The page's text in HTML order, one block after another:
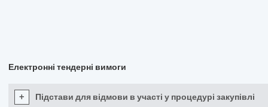
Електронні тендерні вимоги
+ Підстави для відмови в участі у процедурі закупівлі